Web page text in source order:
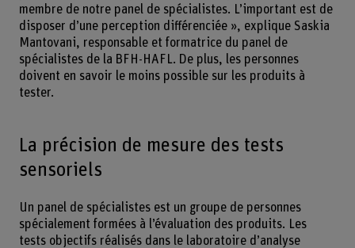
membre de notre panel de spécialistes. L’important est de
disposer d’une perception différenciée », explique Saskia
Mantovani, responsable et formatrice du panel de
spécialistes de la BFH-HAFL. De plus, les personnes
doivent en savoir le moins possible sur les produits à
tester.
La précision de mesure des tests
sensoriels
Un panel de spécialistes est un groupe de personnes
spécialement formées à l’évaluation des produits. Les
tests objectifs réalisés dans le laboratoire d’analyse